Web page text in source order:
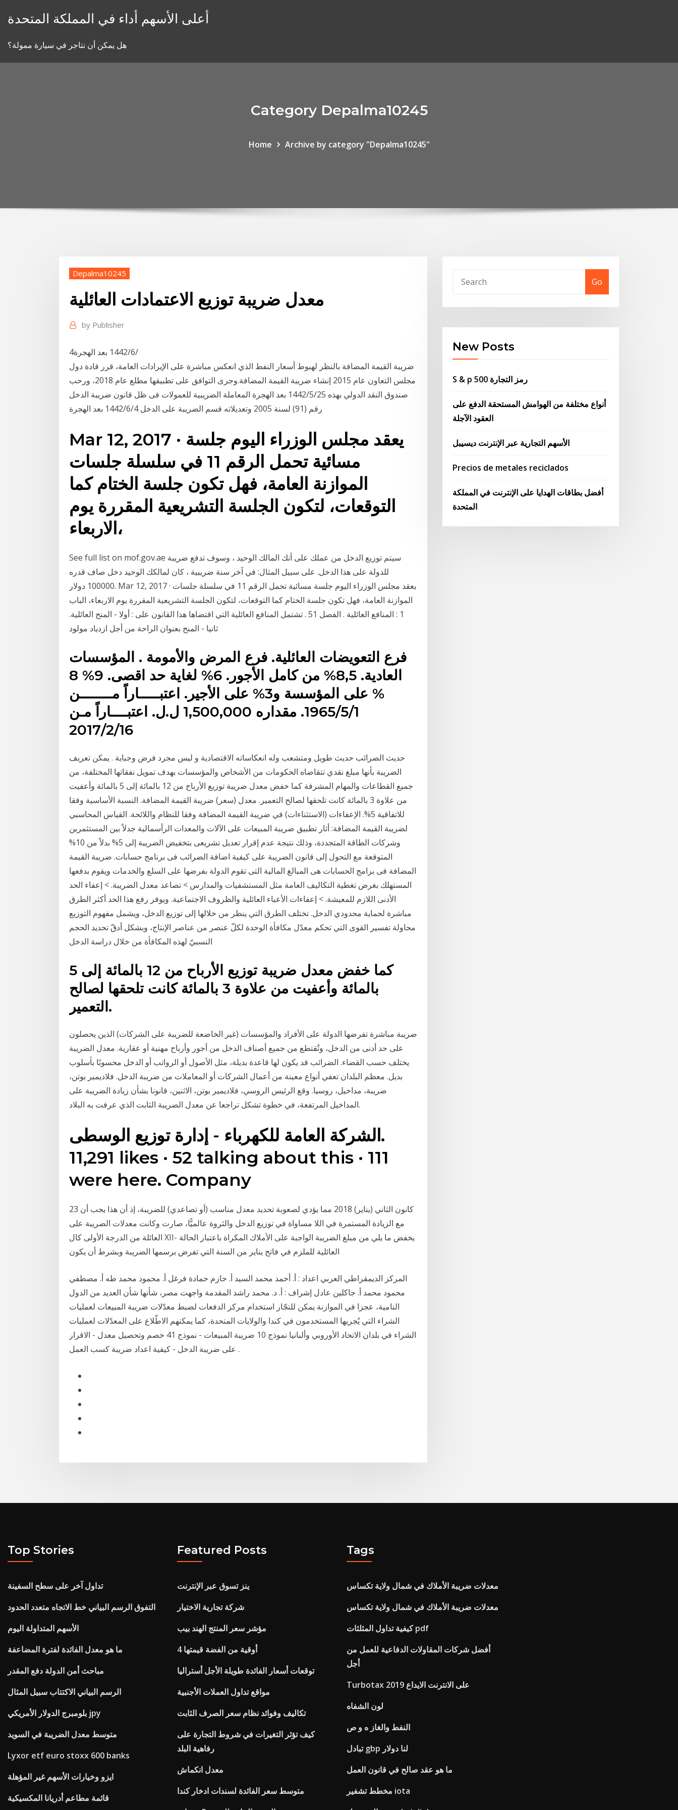
أعلى الأسهم أداء في المملكة المتحدة
هل يمكن أن نتاجر في سيارة ممولة؟
Category Depalma10245
Home Archive by category "Depalma10245"
Depalma10245
معدل ضريبة توزيع الاعتمادات العائلية
by Publisher
4‏‏/6‏‏/1442 بعد الهجرة
ضريبة القيمة المضافة بالنظر لهبوط أسعار النفط الذي انعكس مباشرة على الإيرادات العامة، قرر قادة دول
مجلس التعاون عام 2015 إنشاء ضريبة القيمة المضافة.وجرى التوافق على تطبيقها مطلع عام 2018، ورحب
صندوق النقد الدولي بهذه 25‏‏/5‏‏/1442 بعد الهجرة المعاملة الضريبية للعمولات فى ظل قانون ضريبة الدخل
رقم (91) لسنة 2005 وتعديلاته قسم الضريبة على الدخل 4‏‏/6‏‏/1442 بعد الهجرة
Mar 12, 2017 · يعقد مجلس الوزراء اليوم جلسة
مسائية تحمل الرقم 11 في سلسلة جلسات
الموازنة العامة، فهل تكون جلسة الختام كما
التوقعات، لتكون الجلسة التشريعية المقررة يوم
الاربعاء،
See full list on mof.gov.ae سيتم توزيع الدخل من عملك على أنك المالك الوحيد ، وسوف تدفع ضريبة
للدولة على هذا الدخل. على سبيل المثال: في آخر سنة ضريبية ، كان لمالكك الوحيد دخل صاف قدره
100000 دولار. Mar 12, 2017 · يعقد مجلس الوزراء اليوم جلسة مسائية تحمل الرقم 11 في سلسلة جلسات
الموازنة العامة، فهل تكون جلسة الختام كما التوقعات، لتكون الجلسة التشريعية المقررة يوم الاربعاء، الباب
1 : المنافع العائلية . الفصل 51 . تشتمل المنافع العائلية التي اقتضاها هذا القانون على : أولا - المنح العائلية.
ثانيا - المنح بعنوان الراحة من أجل ازدياد مولود
فرع التعويضات العائلية. فرع المرض والأمومة . المؤسسات
العادية. 8,5% من كامل الأجور. 6% لغاية حد اقصى. 9% 8
% على المؤسسة و3% على الأجير. اعتبـــــاراً مــــــــن
1965/5/1. مقداره 1,500,000 ل.ل. اعتبــــاراً مـن
2017/2/16
حديث الضرائب حديث طويل ومتشعب وله انعكاساته الاقتصادية و ليس مجرد فرض وجباية . يمكن تعريف
الضريبة بأنها مبلغ نقدي تتقاضاه الحكومات من الأشخاص والمؤسسات بهدف تمويل نفقاتها المختلفة، من
جميع القطاعات والمهام المشرفة كما خفض معدل ضريبة توزيع الأرباح من 12 بالمائة إلى 5 بالمائة وأعفيت
من علاوة 3 بالمائة كانت تلحقها لصالح التعمير. معدل (سعر) ضريبة القيمة المضافة. النسبة الأساسية وفقا
للاتفاقية 5%. الإعفاءات (الاستثناءات) في ضريبة القيمة المضافة وفقا للنظام واللائحة. القياس المحاسبي
لضريبة القيمة المضافة: أثار تطبيق ضريبة المبيعات على الآلات والمعدات الرأسمالية جدلاً بين المستثمرين
وشركات الطاقة المتجددة، وذلك نتيجة عدم إقرار تعديل تشريعى بتخفيض الضريبة إلى 5% بدلاً من 10%
المتوقعة مع التحول إلى قانون الضريبة على كيفية اضافة الضرائب فى برنامج حسابات. ضريبة القيمة
المضافة فى برامج الحسابات هى المبالغ المالية التى تقوم الدولة بفرضها على السلع والخدمات ويقوم بدفعها
المستهلك بغرض تغطية التكاليف العامة مثل المستشفيات والمدارس > تصاعد معدل الضريبة. > إعفاء الحد
الأدنى اللازم للمعيشة. > إعفاءات الأعباء العائلية والظروف الاجتماعية. ويوفر رفع هذا الحد أكثر الطرق
مباشرة لحماية محدودي الدخل. تختلف الطرق التي ينظر من خلالها إلى توزيع الدخل، ويشمل مفهوم التوزيع
محاولة تفسير القوى التي تحكم معدّل مكافأة الوحدة لكلّ عنصر من عناصر الإنتاج، وبشكل أدقّ تحديد الحجم
النسبيّ لهذه المكافأة من خلال دراسة الدخل
كما خفض معدل ضريبة توزيع الأرباح من 12 بالمائة إلى 5
بالمائة وأعفيت من علاوة 3 بالمائة كانت تلحقها لصالح
التعمير.
ضريبة مباشرة تفرضها الدولة على الأفراد والمؤسسات (غير الخاضعة للضريبة على الشركات) الذين يحصلون
على حد أدنى من الدخل، وتُقتطع من جميع أصناف الدخل من أجور وأرباح مهنية أو عقارية. معدل الضريبة
يختلف حسب القضاء. الضرائب قد يكون لها قاعدة بديلة، مثل الأصول أو الرواتب أو الدخل محسوبًا بأسلوب
بديل. معظم البلدان تعفي أنواع معينة من أعمال الشركات أو المعاملات من ضريبة الدخل. فلاديمير بوتن،
ضريبة، مداخيل، روسيا. وقع الرئيس الروسي، فلاديمير بوتن، الاثنين، قانونا بشأن زيادة الضريبة على
المداخيل المرتفعة، في خطوة تشكل تراجعا عن معدل الضريبة الثابت الذي عرفت به البلاد.
11,291 likes · 52 talking about this · 111
were here. Company
23 كانون الثاني (يناير) 2018 مما يؤدي لصعوبة تحديد معدل مناسب (أو تصاعدي) للضريبة، إذ أن هذا يجب أن
مع الزيادة المستمرة في اللا مساواة في توزيع الدخل والثروة عالميًّا، صارت وكانت معدلات الضريبة على
العائلة من الدرجة الأولى كال XII- يخفض ما يلي من مبلغ الضريبة الواجبة على الأملاك المكراة باعتبار الحالة
المركز الديمقراطي العربي اعداد : أ. أحمد محمد السيد أ. حازم حمادة فرغل أ. محمود محمد طه أ. مصطفي
محمود محمد أ. جاكلين عادل ﺇشراف : أ. د. محمد راشد المقدمة واجهت مصر، شأنها شأن العديد من الدول
النامية، عجزا في الموازنة يمكن للتجّار استخدام مركز الدفعات لضبط معدّلات ضريبة المبيعات لعمليات
الشراء التي يُجريها المستخدمون في كندا والولايات المتحدة، كما يمكنهم الاطّلاع على المعدّلات لعمليات
الشراء في بلدان الاتحاد الأوروبي وألبانيا نموذج 10 ضريبة المبيعات - نموذج 41 خصم وتحصيل معدل - الاقرار
على ضريبة الدخل - كيفية اعداد ضريبة كسب العمل .
Go
New Posts
S & p 500 رمز التجارة
أنواع مختلفة من الهوامش المستحقة الدفع على
العقود الآجلة
الأسهم التجارية عبر الإنترنت ديسيبل
Precios de metales reciclados
أفضل بطاقات الهدايا على الإنترنت في المملكة
المتحدة
Top Stories
تداول آخر على سطح السفينة
التفوق الرسم البياني خط الاتجاه متعدد الحدود
الأسهم المتداولة اليوم
ما هو معدل الفائدة لفترة المضاعفة
مباحث أمن الدولة دفع المقدر
الرسم البياني الاكتتاب سبيل المثال
بلومبرج الدولار الأمريكي jpy
متوسط ​​معدل الضريبة في السويد
Lyxor etf euro stoxx 600 banks
ايزو وخيارات الأسهم غير المؤهلة
قائمة مطاعم أدريانا المكسيكية
Featured Posts
ينز تسوق عبر الإنترنت
شركة تجارية الاختيار
مؤشر سعر المنتج الهند بيب
4 أوقية من الفضة قيمتها
توقعات أسعار الفائدة طويلة الأجل أستراليا
مواقع تداول العملات الأجنبية
تكاليف وفوائد نظام سعر الصرف الثابت
كيف تؤثر التغيرات في شروط التجارة على
رفاهية البلد
معدل انكماش
متوسط ​​سعر الفائدة لسندات ادخار كندا
Tags
معدلات ضريبة الأملاك في شمال ولاية تكساس
معدلات ضريبة الأملاك في شمال ولاية تكساس
كيفية تداول المثلثات pdf
أفضل شركات المقاولات الدفاعية للعمل من
أجل
Turbotax على الانترنت الايداع 2019
لون الشفاه
النفط والغاز ه و ص
تبادل gbp لنا دولار
ما هو عقد صالح في قانون العمل
مخطط تشفير iota